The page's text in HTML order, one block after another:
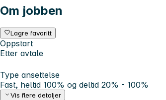
Om jobben
Lagre favoritt
Oppstart
Etter avtale
Type ansettelse
Fast, heltid 100% og deltid 20% - 100%
Vis flere detaljer